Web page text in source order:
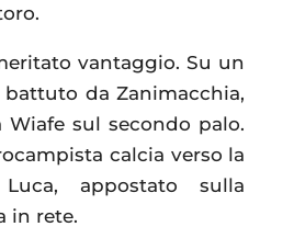
vantaggio. Su un
battuto da Zanimacchia,
Wiafe sul secondo palo.
calcia verso la
appostato sulla
in rete.